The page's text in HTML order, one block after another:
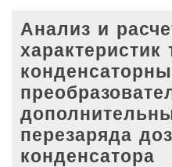
Анализ и
характеристик
перезаряда
конденсатора